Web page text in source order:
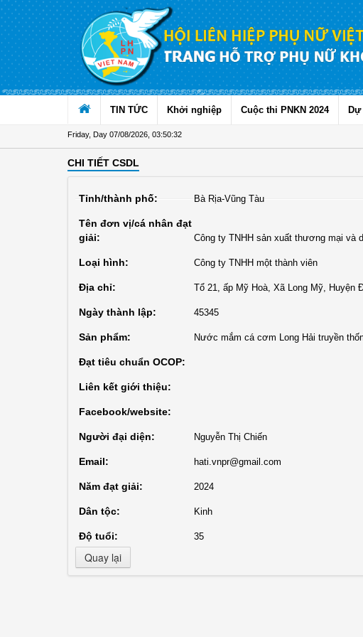
Skip to Content
TIN TỨC Khởi nghiệp Cuộc thi PNKN 2024
Friday, Day 07/08/2026 03:50:33
CHI TIẾT CSDL
Tỉnh/thành phố: Bà Rịa-Vũng Tàu
Tên đơn vị/cá nhân đạt
giải:
Công ty TNHH sản xuất thương mại và
Loại hình: Công ty TNHH một thành viên
Địa chỉ: Tổ 21, ấp Mỹ Hoà, Xã Long Mỹ, Huyện
Ngày thành lập: 45345
Sản phẩm: Nước mắm cá cơm Long Hải truyền
Đạt tiêu chuẩn OCOP:
Liên kết giới thiệu:
Facebook/website:
Người đại diện: Nguyễn Thị Chiến
Email: hati.vnpr@gmail.com
Năm đạt giải: 2024
Dân tộc: Kinh
Độ tuổi: 35
Quay lại